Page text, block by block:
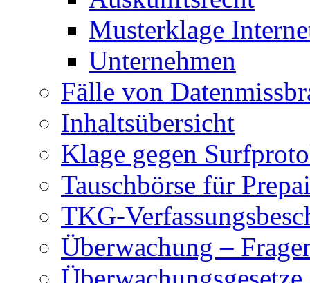
Musterklage
Unternehmen
Fälle von
Inhaltsübersicht
Klage gegen
Tauschbörse für
TKG-
Überwachung –